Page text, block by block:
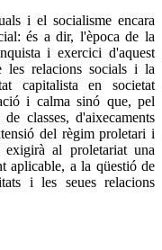
i el socialisme encara
és a dir, l'època de la
i exercici d'aquest
les relacions socials i la
capitalista en societat
i calma sinó que, pel
classes, d'aixecaments
del règim proletari i
exigirà al proletariat una
aplicable, a la qüestió de
i les seues relacions